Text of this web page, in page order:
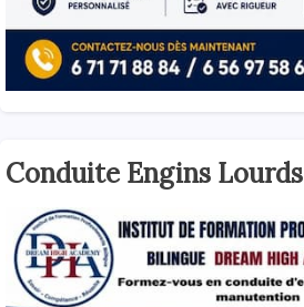
Conduite Engins Lourds